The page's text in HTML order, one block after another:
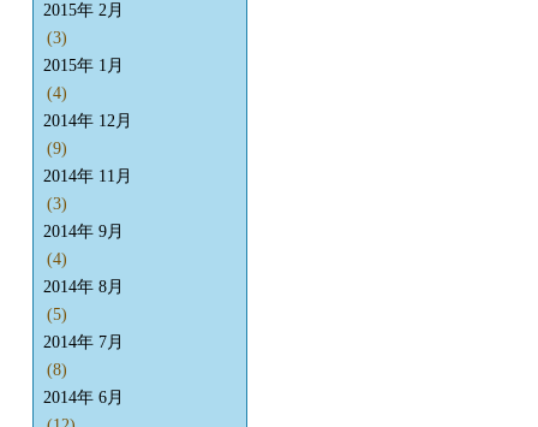
2015年 2月
(3)
2015年 1月
(4)
2014年 12月
(9)
2014年 11月
(3)
2014年 9月
(4)
2014年 8月
(5)
2014年 7月
(8)
2014年 6月